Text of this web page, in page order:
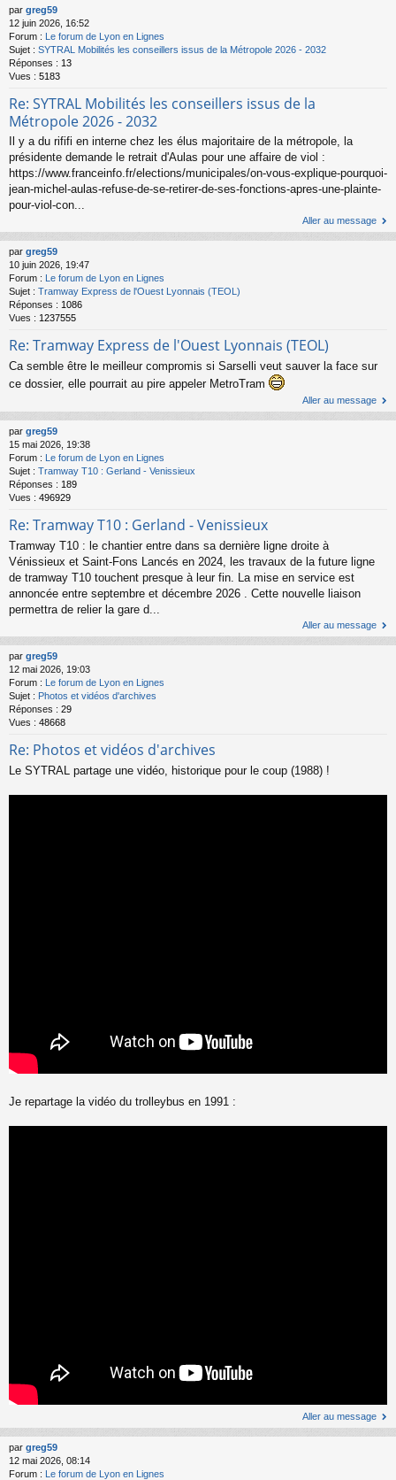
par greg59
12 juin 2026, 16:52
Forum : Le forum de Lyon en Lignes
Sujet : SYTRAL Mobilités les conseillers issus de la Métropole 2026 - 2032
Réponses : 13
Vues : 5183
Re: SYTRAL Mobilités les conseillers issus de la
Métropole 2026 - 2032
Il y a du rififi en interne chez les élus majoritaire de la métropole, la
présidente demande le retrait d'Aulas pour une affaire de viol :
https://www.franceinfo.fr/elections/municipales/on-vous-explique-pourquoi-
jean-michel-aulas-refuse-de-se-retirer-de-ses-fonctions-apres-une-plainte-
pour-viol-con...
Aller au message
par greg59
10 juin 2026, 19:47
Forum : Le forum de Lyon en Lignes
Sujet : Tramway Express de l'Ouest Lyonnais (TEOL)
Réponses : 1086
Vues : 1237555
Re: Tramway Express de l'Ouest Lyonnais (TEOL)
Ca semble être le meilleur compromis si Sarselli veut sauver la face sur
ce dossier, elle pourrait au pire appeler MetroTram
Aller au message
par greg59
15 mai 2026, 19:38
Forum :
Le forum de Lyon en Lignes
Sujet : Tramway T10 : Gerland - Venissieux
Réponses : 189
Vues : 496929
Re: Tramway T10 : Gerland - Venissieux
Tramway T10 : le chantier entre dans sa dernière ligne droite à
Vénissieux et Saint-Fons Lancés en 2024, les travaux de la future ligne
de tramway T10 touchent presque à leur fin. La mise en service est
annoncée entre septembre et décembre 2026 . Cette nouvelle liaison
permettra de relier la gare d...
Aller au message
par greg59
12 mai 2026, 19:03
Forum : Le forum de Lyon en Lignes
Sujet : Photos et vidéos d'archives
Réponses : 29
Vues : 48668
Re: Photos et vidéos d'archives
Le SYTRAL partage une vidéo, historique pour le coup (1988) !
Je repartage la vidéo du trolleybus en 1991 :
Aller au message
par greg59
12 mai 2026, 08:14
Forum : Le forum de Lyon en Lignes